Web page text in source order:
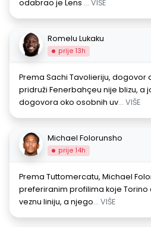
odabrao je Lens ... VIŠE
Romelu Lukaku
prije 13h
Prema Sachi Tavolieriju, dogovor
pridruži Fenerbahçeu nije blizu, a
dogovora oko osobnih uv... VIŠE
Michael Folorunsho
prije 14h
Prema Tuttomercatu, Michael
preferiranim profilima koje Torino
veznu liniju, a njego... VIŠE